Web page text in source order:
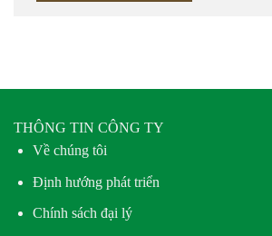
THÔNG TIN CÔNG TY
Về chúng tôi
Định hướng phát triển
Chính sách đại lý